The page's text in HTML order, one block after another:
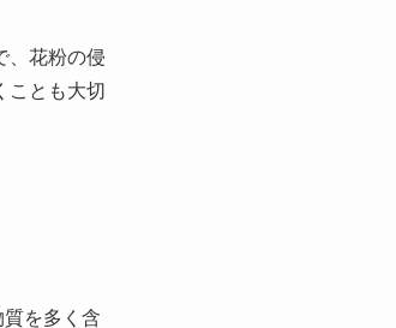
、花粉の侵
ことも大切
を多く含